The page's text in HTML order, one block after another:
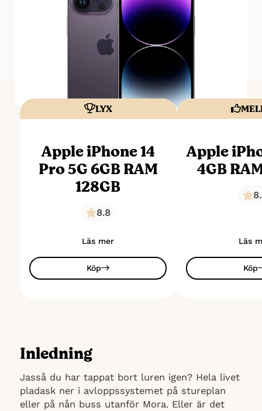
LYX
Apple iPhone 14
Pro 5G 6GB RAM
128GB
8.8
Läs mer
Köp
Apple
4GB
Läs
Köp
Inledning
Jasså du har tappat bort luren igen? Hela livet
pladask ner i avloppssystemet på stureplan
eller på nån buss utanför Mora. Eller är det